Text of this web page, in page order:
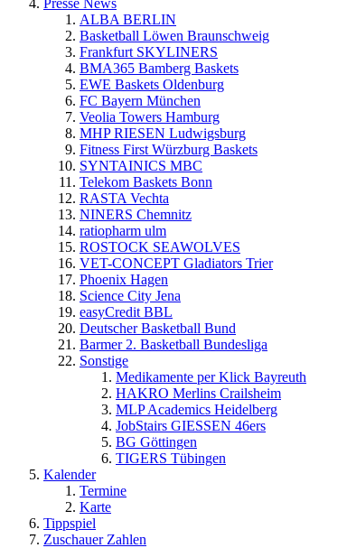
ALBA BERLIN
Basketball Löwen Braunschweig
Frankfurt SKYLINERS
BMA365 Bamberg Baskets
EWE Baskets Oldenburg
FC Bayern München
Veolia Towers Hamburg
MHP RIESEN Ludwigsburg
Fitness First Würzburg Baskets
SYNTAINICS MBC
Telekom Baskets Bonn
RASTA Vechta
NINERS Chemnitz
ratiopharm ulm
ROSTOCK SEAWOLVES
VET-CONCEPT Gladiators Trier
Phoenix Hagen
Science City Jena
easyCredit BBL
Deutscher Basketball Bund
Barmer 2. Basketball Bundesliga
Sonstige
Medikamente per Klick Bayreuth
HAKRO Merlins Crailsheim
MLP Academics Heidelberg
JobStairs GIESSEN 46ers
BG Göttingen
TIGERS Tübingen
Kalender
Termine
Karte
Tippspiel
Zuschauer Zahlen